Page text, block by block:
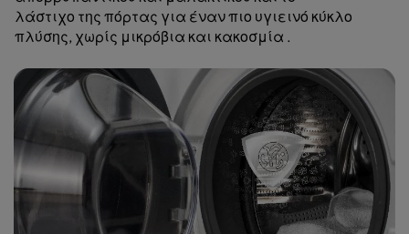
λάστιχο της πόρτας για έναν πιο υγιεινό κύκλο
πλύσης, χωρίς μικρόβια και κακοσμία .